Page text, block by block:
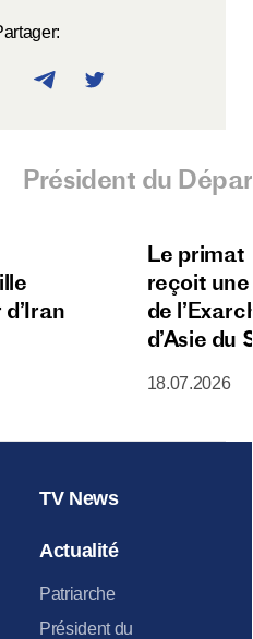
Président du
Le primat
reçoit
de
d’Asie du
18.07.2026
TV News
Actualité
Patriarche
Président du